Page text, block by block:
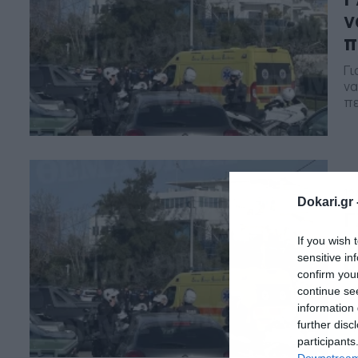
Dokari.gr
If you wish
sensitive
confirm
continue
information
further